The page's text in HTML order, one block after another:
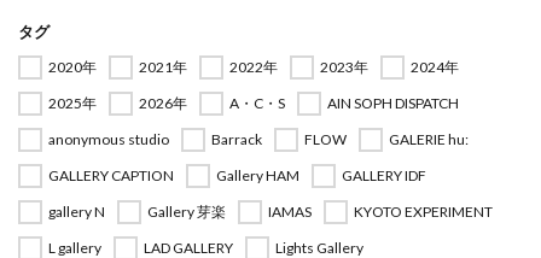
タグ
2020年 2021年 2022年 2023年
2024年
2025年
2026年 A・C・S
AIN SOPH DISPATCH
anonymous studio
Barrack FLOW
GALERIE hu:
GALLERY CAPTION
Gallery HAM
GALLERY IDF
gallery N
Gallery 芽楽 IAMAS
KYOTO EXPERIMENT
L gallery
LAD GALLERY
Lights Gallery